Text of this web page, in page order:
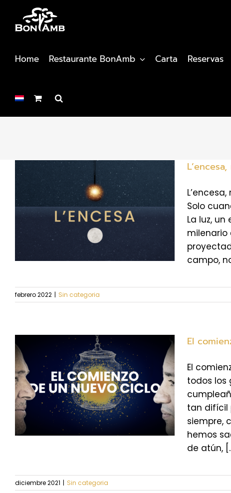
contenido
Home Restaurante BonAmb Carta Reservas
Solo
La luz,
milenario
campo,
febrero 2022 | Sin categoria
El
El
todos los
tan difícil
siempre,
hemos
de atún,
diciembre 2021 | Sin categoria